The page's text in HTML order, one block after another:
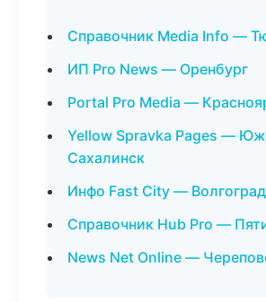
Справочник Media Info —
ИП Pro News — Оренбург
Portal Pro Media —
Yellow Spravka Pages —
Сахалинск
Инфо Fast City — Волгоград
Справочник Hub Pro —
News Net Online —